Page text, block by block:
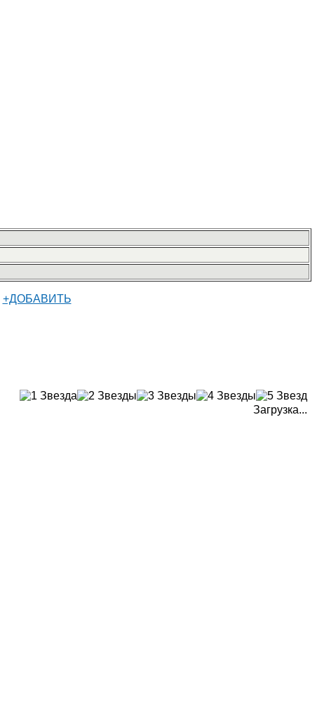
+ДОБАВИТЬ
Загрузка...